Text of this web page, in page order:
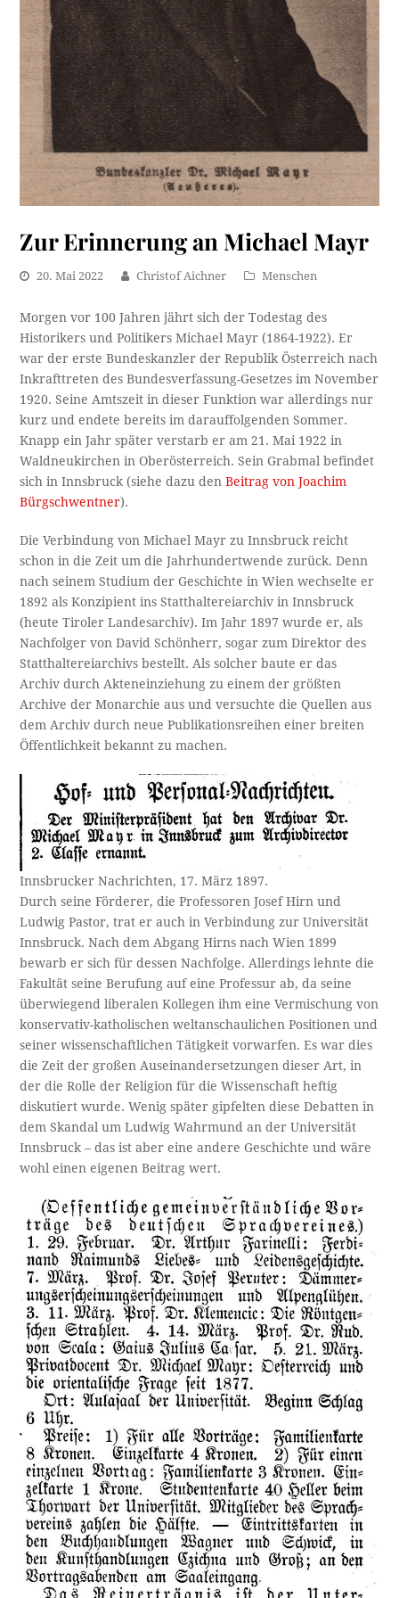
Zur Erinnerung an Michael Mayr
20. Mai 2022 Christof Aichner Menschen
Morgen vor 100 Jahren jährt sich der Todestag des
Historikers und Politikers Michael Mayr (1864-1922). Er
war der erste Bundeskanzler der Republik Österreich nach
Inkrafttreten des Bundesverfassung-Gesetzes im November
1920. Seine Amtszeit in dieser Funktion war allerdings nur
kurz und endete bereits im darauffolgenden Sommer.
Knapp ein Jahr später verstarb er am 21. Mai 1922 in
Waldneukirchen in Oberösterreich. Sein Grabmal befindet
sich in Innsbruck (siehe dazu denBeitrag von Joachim
Bürgschwentner).
Die Verbindung von Michael Mayr zu Innsbruck reicht
schon in die Zeit um die Jahrhundertwende zurück. Denn
nach seinem Studium der Geschichte in Wien wechselte er
1892 als Konzipient ins Statthaltereiarchiv in Innsbruck
(heute Tiroler Landesarchiv). Im Jahr 1897 wurde er, als
Nachfolger von David Schönherr, sogar zum Direktor des
Statthaltereiarchivs bestellt. Als solcher baute er das
Archiv durch Akteneinziehung zu einem der größten
Archive der Monarchie aus und versuchte die Quellen aus
dem Archiv durch neue Publikationsreihen einer breiten
Öffentlichkeit bekannt zu machen.
Innsbrucker Nachrichten, 17. März 1897.
Durch seine Förderer, die Professoren Josef Hirn und
Ludwig Pastor, trat er auch in Verbindung zur Universität
Innsbruck. Nach dem Abgang Hirns nach Wien 1899
bewarb er sich für dessen Nachfolge. Allerdings lehnte die
Fakultät seine Berufung auf eine Professur ab, da seine
überwiegend liberalen Kollegen ihm eine Vermischung von
konservativ-katholischen weltanschaulichen Positionen und
seiner wissenschaftlichen Tätigkeit vorwarfen. Es war dies
die Zeit der großen Auseinandersetzungen dieser Art, in
der die Rolle der Religion für die Wissenschaft heftig
diskutiert wurde. Wenig später gipfelten diese Debatten in
dem Skandal um Ludwig Wahrmund an der Universität
Innsbruck – das ist aber eine andere Geschichte und wäre
wohl einen eigenen Beitrag wert.